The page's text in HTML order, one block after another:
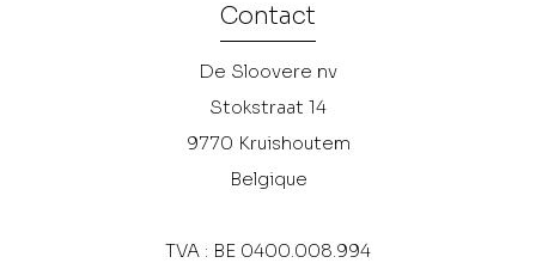
Contact
De Sloovere nv
Stokstraat 14
9770 Kruishoutem
Belgique
TVA : BE 0400.008.994